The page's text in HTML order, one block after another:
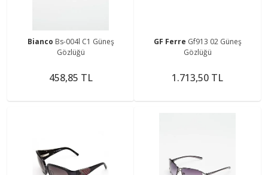
Bianco Bs-004l C1 Güneş
Gözlüğü
458,85 TL
GF Ferre Gf913 02 Güneş
Gözlüğü
1.713,50 TL